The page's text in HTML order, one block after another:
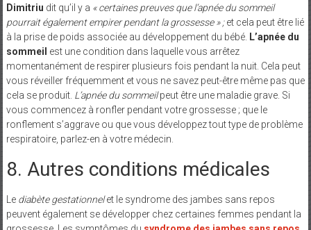
Dimitriu dit qu’il y a « certaines preuves que l’apnée du sommeil
pourrait également empirer pendant la grossesse » ;et cela peut être lié
à la prise de poids associée au développement du bébé. L’apnée du
sommeil est une condition dans laquelle vous arrêtez
momentanément de respirer plusieurs fois pendant la nuit. Cela peut
vous réveiller fréquemment et vous ne savez peut-être même pas que
cela se produit. L’apnée du sommeilpeut être une maladie grave. Si
vous commencez à ronfler pendant votre grossesse ; que le
ronflement s’aggrave ou que vous développez tout type de problème
respiratoire, parlez-en à votre médecin.
8. Autres conditions médicales
Le diabète gestationnelet le syndrome des jambes sans repos
peuvent également se développer chez certaines femmes pendant la